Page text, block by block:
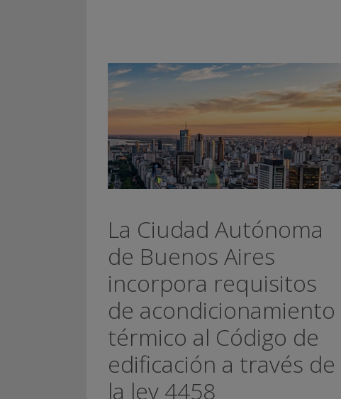
La Ciudad Autónoma
de Buenos Aires
incorpora requisitos
de acondicionamiento
térmico al Código de
edificación a través de
la ley 4458